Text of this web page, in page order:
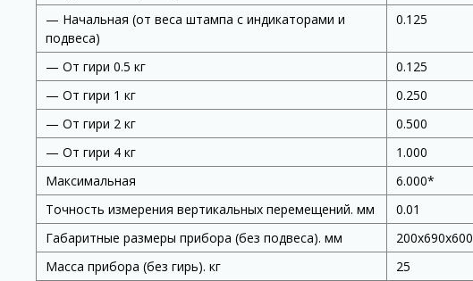
— Начальная (от веса штампа с индикаторами и
подвеса)
0.125
— От гири 0.5 кг
0.125
— От гири 1 кг
0.250
— От гири 2 кг
0.500
— От гири 4 кг
1.000
Максимальная
6.000*
Точность измерения вертикальных перемещений. мм
0.01
Габаритные размеры прибора (без подвеса). мм
200x690x600
Масса прибора (без гирь). кг
25